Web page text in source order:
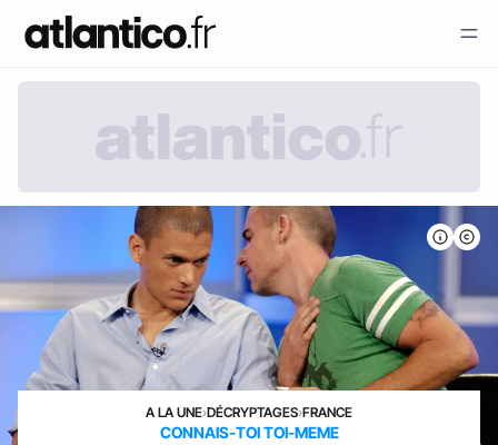
A LA UNE›DÉCRYPTAGES›FRANCE
CONNAIS-TOI TOI-MEME